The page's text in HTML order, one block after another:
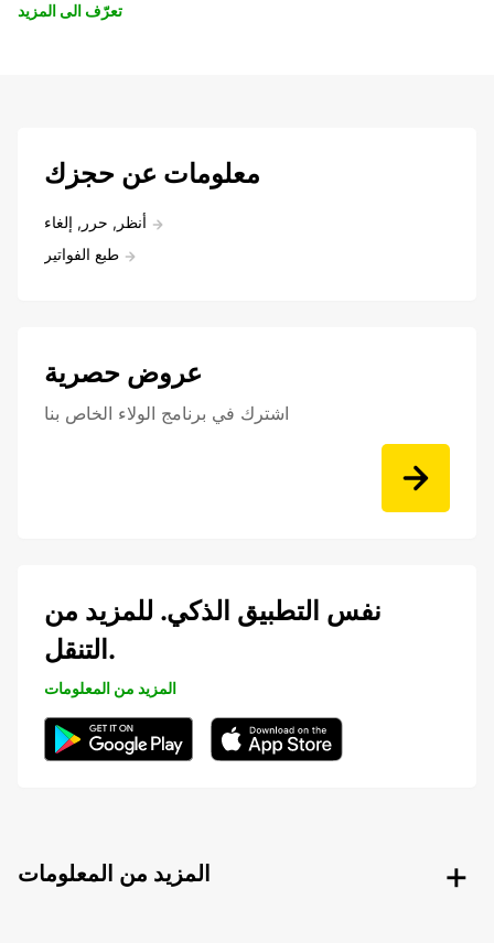
تعرّف الى المزيد
معلومات عن حجزك
أنظر, حرر, إلغاء
طبع الفواتير
عروض حصرية
اشترك في برنامج الولاء الخاص بنا
نفس التطبيق الذكي. للمزيد من
التنقل.
المزيد من المعلومات
المزيد من المعلومات